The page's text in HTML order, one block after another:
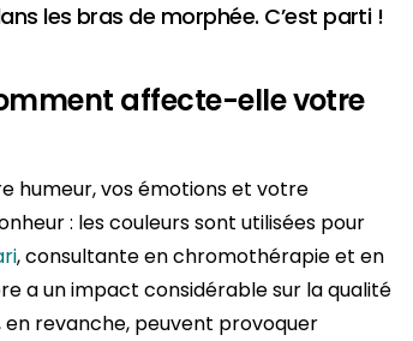
les bras de morphée. C’est parti !
affecte-elle votre
humeur, vos émotions et votre
: les couleurs sont utilisées pour
, consultante en chromothérapie et en
a un impact considérable sur la qualité
revanche, peuvent provoquer